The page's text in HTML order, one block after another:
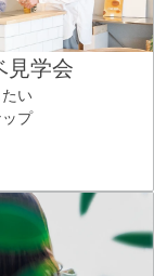
見学会
い
プ